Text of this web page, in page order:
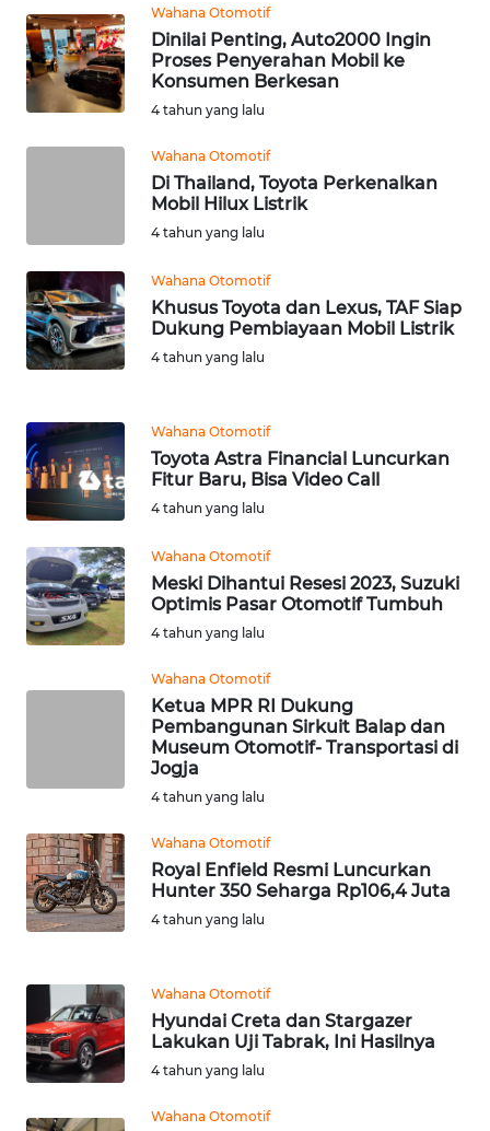
Wahana Otomotif
Dinilai Penting, Auto2000 Ingin
Proses Penyerahan Mobil ke
Konsumen Berkesan
4 tahun yang lalu
Wahana Otomotif
Di Thailand, Toyota Perkenalkan
Mobil Hilux Listrik
4 tahun yang lalu
Wahana Otomotif
Khusus Toyota dan Lexus, TAF Siap
Dukung Pembiayaan Mobil Listrik
4 tahun yang lalu
Wahana Otomotif
Toyota Astra Financial Luncurkan
Fitur Baru, Bisa Video Call
4 tahun yang lalu
Wahana Otomotif
Meski Dihantui Resesi 2023, Suzuki
Optimis Pasar Otomotif Tumbuh
4 tahun yang lalu
Wahana Otomotif
Ketua MPR RI Dukung
Pembangunan Sirkuit Balap dan
Museum Otomotif- Transportasi di
Jogja
4 tahun yang lalu
Wahana Otomotif
Royal Enfield Resmi Luncurkan
Hunter 350 Seharga Rp106,4 Juta
4 tahun yang lalu
Wahana Otomotif
Hyundai Creta dan Stargazer
Lakukan Uji Tabrak, Ini Hasilnya
4 tahun yang lalu
Wahana Otomotif
KALTARA
WN
KALSEL
WN
WN
GORONTALO
WN
MALUKU
WN
MALUT
WN
NIAS
WN
LANGKAT
WN
TAPANULI
SELATAN
WN